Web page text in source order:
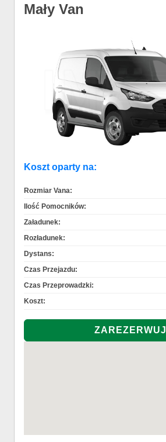
Mały Van
Koszt oparty na:
Rozmiar Vana:
Ilość Pomocników:
Załadunek:
Rozładunek:
Dystans:
Czas Przejazdu:
Czas Przeprowadzki:
Koszt: